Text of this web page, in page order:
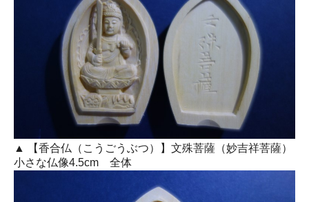
▲ 【香合仏（こうごうぶつ）】文殊菩薩（妙吉祥菩薩）
小さな仏像4.5cm 全体